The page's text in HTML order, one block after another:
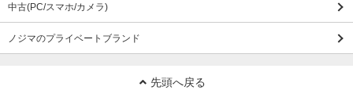
中古(PC/スマホ/カメラ)
ノジマのプライベートブランド
先頭へ戻る